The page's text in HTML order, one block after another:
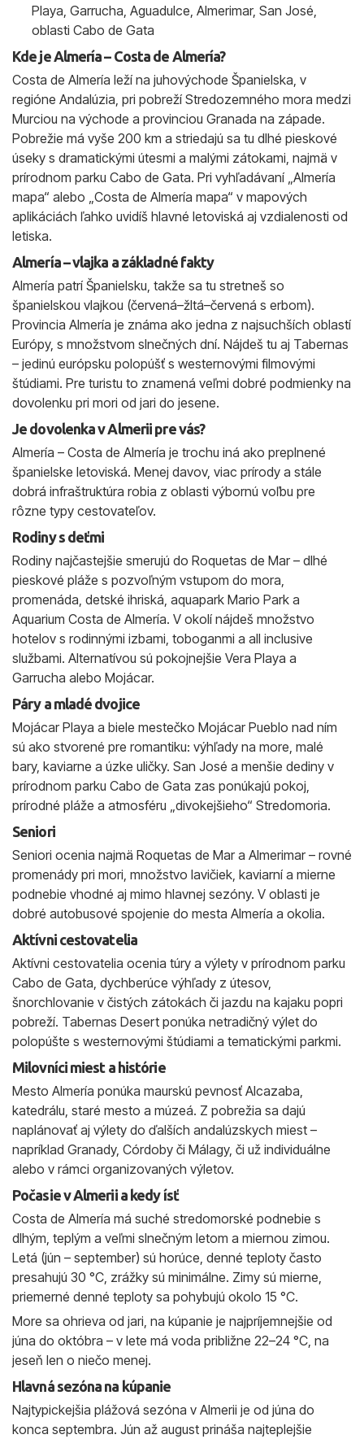
Playa, Garrucha, Aguadulce, Almerimar, San José,
oblasti Cabo de Gata
Kde je Almería – Costa de Almería?
Costa de Almería leží na juhovýchode Španielska, v
regióne Andalúzia, pri pobreží Stredozemného mora medzi
Murciou na východe a provinciou Granada na západe.
Pobrežie má vyše 200 km a striedajú sa tu dlhé pieskové
úseky s dramatickými útesmi a malými zátokami, najmä v
prírodnom parku Cabo de Gata. Pri vyhľadávaní „Almería
mapa“ alebo „Costa de Almería mapa“ v mapových
aplikáciách ľahko uvidíš hlavné letoviská aj vzdialenosti od
letiska.
Almería – vlajka a základné fakty
Almería patrí Španielsku, takže sa tu stretneš so
španielskou vlajkou (červená–žltá–červená s erbom).
Provincia Almería je známa ako jedna z najsuchších oblastí
Európy, s množstvom slnečných dní. Nájdeš tu aj Tabernas
– jedinú európsku polopúšť s westernovými filmovými
štúdiami. Pre turistu to znamená veľmi dobré podmienky na
dovolenku pri mori od jari do jesene.
Je dovolenka v Almerii pre vás?
Almería – Costa de Almería je trochu iná ako preplnené
španielske letoviská. Menej davov, viac prírody a stále
dobrá infraštruktúra robia z oblasti výbornú voľbu pre
rôzne typy cestovateľov.
Rodiny s deťmi
Rodiny najčastejšie smerujú do Roquetas de Mar – dlhé
pieskové pláže s pozvoľným vstupom do mora,
promenáda, detské ihriská, aquapark Mario Park a
Aquarium Costa de Almería. V okolí nájdeš množstvo
hotelov s rodinnými izbami, toboganmi a all inclusive
službami. Alternatívou sú pokojnejšie Vera Playa a
Garrucha alebo Mojácar.
Páry a mladé dvojice
Mojácar Playa a biele mestečko Mojácar Pueblo nad ním
sú ako stvorené pre romantiku: výhľady na more, malé
bary, kaviarne a úzke uličky. San José a menšie dediny v
prírodnom parku Cabo de Gata zas ponúkajú pokoj,
prírodné pláže a atmosféru „divokejšieho“ Stredomoria.
Seniori
Seniori ocenia najmä Roquetas de Mar a Almerimar – rovné
promenády pri mori, množstvo lavičiek, kaviarní a mierne
podnebie vhodné aj mimo hlavnej sezóny. V oblasti je
dobré autobusové spojenie do mesta Almería a okolia.
Aktívni cestovatelia
Aktívni cestovatelia ocenia túry a výlety v prírodnom parku
Cabo de Gata, dychberúce výhľady z útesov,
šnorchlovanie v čistých zátokách či jazdu na kajaku popri
pobreží. Tabernas Desert ponúka netradičný výlet do
polopúšte s westernovými štúdiami a tematickými parkmi.
Milovníci miest a histórie
Mesto Almería ponúka maurskú pevnosť Alcazaba,
katedrálu, staré mesto a múzeá. Z pobrežia sa dajú
naplánovať aj výlety do ďalších andalúzskych miest –
napríklad Granady, Córdoby či Málagy, či už individuálne
alebo v rámci organizovaných výletov.
Počasie v Almerii a kedy ísť
Costa de Almería má suché stredomorské podnebie s
dlhým, teplým a veľmi slnečným letom a miernou zimou.
Letá (jún – september) sú horúce, denné teploty často
presahujú 30 °C, zrážky sú minimálne. Zimy sú mierne,
priemerné denné teploty sa pohybujú okolo 15 °C.
More sa ohrieva od jari, na kúpanie je najpríjemnejšie od
júna do októbra – v lete má voda približne 22–24 °C, na
jeseň len o niečo menej.
Hlavná sezóna na kúpanie
Najtypickejšia plážová sezóna v Almerii je od júna do
konca septembra. Jún až august prináša najteplejšie